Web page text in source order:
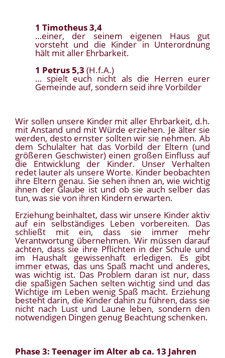
1 Timotheus 3,4
…einer, der seinem eigenen Haus gut
vorsteht und die Kinder in Unterordnung
hält mit aller Ehrbarkeit.
1 Petrus 5,3 (H.f.A.)
… spielt euch nicht als die Herren eurer
Gemeinde auf, sondern seid ihre Vorbilder
Wir sollen unsere Kinder mit aller Ehrbarkeit, d.h.
mit Anstand und mit Würde erziehen. Je älter sie
werden, desto ernster sollten wir sie nehmen. Ab
dem Schulalter hat das Vorbild der Eltern (und
größeren Geschwister) einen großen Einfluss auf
die Entwicklung der Kinder. Unser Verhalten
redet lauter als unsere Worte. Kinder beobachten
ihre Eltern genau. Sie sehen ihnen an, wie wichtig
ihnen der Glaube ist und ob sie auch selber das
tun, was sie von ihren Kindern erwarten.
Erziehung beinhaltet, dass wir unsere Kinder aktiv
auf ein selbständiges Leben vorbereiten. Das
schließt mit ein, dass sie immer mehr
Verantwortung übernehmen. Wir müssen darauf
achten, dass sie ihre Pflichten in der Schule und
im Haushalt gewissenhaft erledigen. Es gibt
immer etwas, das uns Spaß macht und anderes,
was wichtig ist. Das Problem daran ist nur, dass
die spaßigen Sachen selten wichtig sind und das
Wichtige im Leben wenig Spaß macht. Erziehung
besteht darin, die Kinder dahin zu führen, dass sie
nicht nach Lust und Laune leben, sondern den
notwendigen Dingen genug Beachtung schenken.
Phase 3: Teenager im Alter ab ca. 13 Jahren